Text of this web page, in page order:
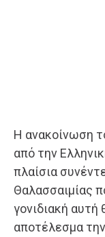
Η ανακοίνωση
από την
πλαίσια
Θαλασσαιμίας
γονιδιακή
αποτέλεσμα